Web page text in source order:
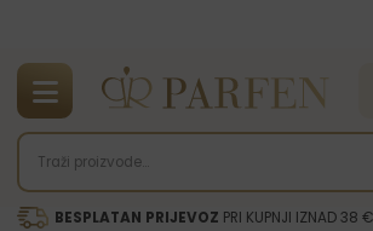
BESPLATAN PRIJEVOZ PRI KUPNJI IZNAD 38 €